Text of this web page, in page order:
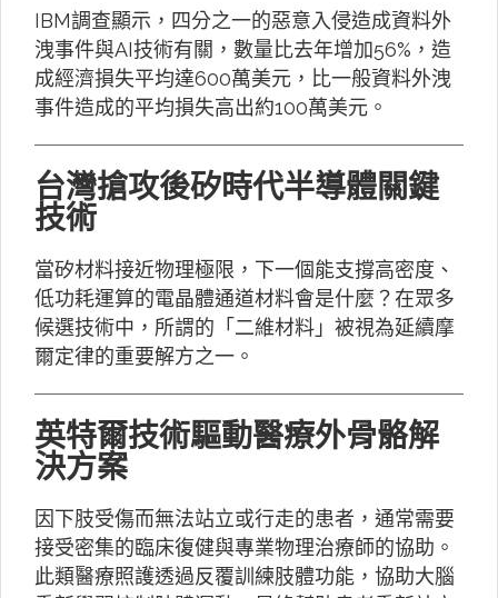
IBM調查顯示，四分之一的惡意入侵造成資料外
洩事件與AI技術有關，數量比去年增加56%，造
成經濟損失平均達600萬美元，比一般資料外洩
事件造成的平均損失高出約100萬美元。
台灣搶攻後矽時代半導體關鍵
技術
當矽材料接近物理極限，下一個能支撐高密度、
低功耗運算的電晶體通道材料會是什麼？在眾多
候選技術中，所謂的「二維材料」被視為延續摩
爾定律的重要解方之一。
英特爾技術驅動醫療外骨骼解
決方案
因下肢受傷而無法站立或行走的患者，通常需要
接受密集的臨床復健與專業物理治療師的協助。
此類醫療照護透過反覆訓練肢體功能，協助大腦